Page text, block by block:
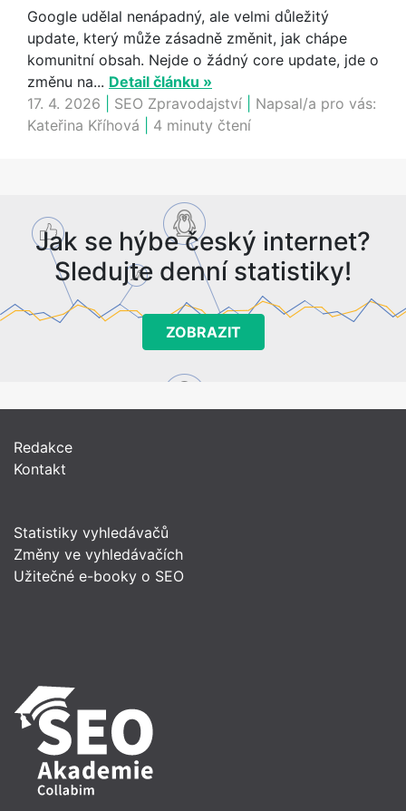
Google udělal nenápadný, ale velmi důležitý
update, který může zásadně změnit, jak chápe
komunitní obsah. Nejde o žádný core update, jde o
změnu na... Detail článku »
17. 4. 2026
SEO Zpravodajství
Napsal/a pro vás:
Kateřina Kříhová
4 minuty čtení
Jak se hýbe český internet?
Sledujte denní statistiky!
ZOBRAZIT
Redakce
Kontakt
Statistiky vyhledávačů
Změny ve vyhledávačích
Užitečné e-booky o SEO